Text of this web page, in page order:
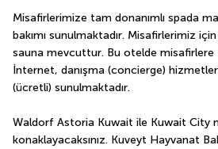
Misafirlerimize tam donanımlı spada
bakımı sunulmaktadır. Misafirlerimiz
sauna mevcuttur. Bu otelde
İnternet, danışma (concierge)
(ücretli) sunulmaktadır.
Waldorf Astoria Kuwait ile Kuwait City
konaklayacaksınız. Kuveyt Hayvanat